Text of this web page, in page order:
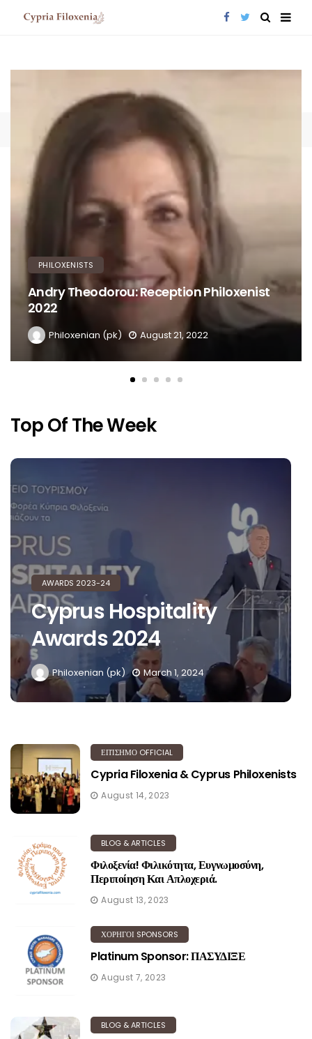
PHILOXENISTS
Andry Theodorou: Reception Philoxenist
2022
Philoxenian (pk) August 21, 2022
Top Of The Week
AWARDS 2023-24
Cyprus Hospitality
Awards 2024
Philoxenian (pk) March 1, 2024
ΕΠΊΣΗΜΟ OFFICIAL
Cypria Filoxenia & Cyprus Philoxenists
August 14, 2023
BLOG & ARTICLES
Φιλοξενία! Φιλικότητα, Ευγνωμοσύνη,
Περιποίηση Και Απλοχεριά.
August 13, 2023
ΧΟΡΗΓΟΙ SPONSORS
Platinum Sponsor: ΠΑΣΥΔΙΞΕ
August 7, 2023
BLOG & ARTICLES